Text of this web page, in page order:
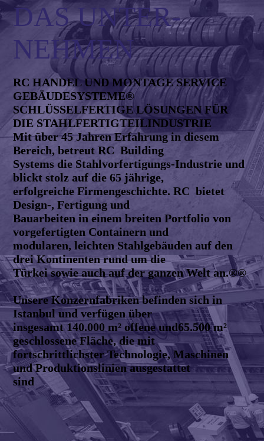
DAS UNTER­
NEHMEN
RC HANDEL UND MONTAGE SERVICE
GEBÄUDESYSTEME®
SCHLÜSSELFERTIGE LÖSUNGEN FÜR
DIE STAHLFERTIGTEILINDUSTRIE
Mit über 45 Jahren Erfahrung in diesem
Bereich, betreut RC Building
Systems die Stahlvorfertigungs-Industrie und
blickt stolz auf die 65 jährige,
erfolgreiche Firmengeschichte. RC bietet
Design-, Fertigung und
Bauarbeiten in einem breiten Portfolio von
vorgefertigten Containern und
modularen, leichten Stahlgebäuden auf den
drei Kontinenten rund um die
Türkei sowie auch auf der ganzen Welt an.®®
Unsere Konzernfabriken befinden sich in
Istanbul und verfügen über
insgesamt 140.000 m² offene und65.500 m²
geschlossene Fläche, die mit
fortschrittlichster Technologie, Maschinen
und Produktionslinien ausgestattet
sind